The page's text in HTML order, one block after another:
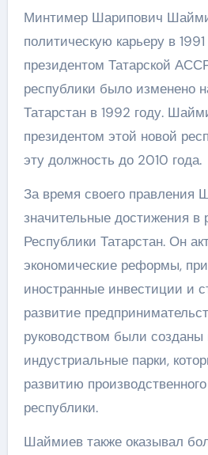
Минтимер Шарипович
политическую карьеру в 1991
президентом Татарской
республики было изменено
Татарстан в 1992 году.
президентом этой новой
эту должность до 2010 года.
За время своего правления
значительные достижения в
Республики Татарстан. Он
экономические реформы,
иностранные инвестиции и
развитие
руководством были
индустриальные парки,
развитию
республики.
Шаймиев также оказывал